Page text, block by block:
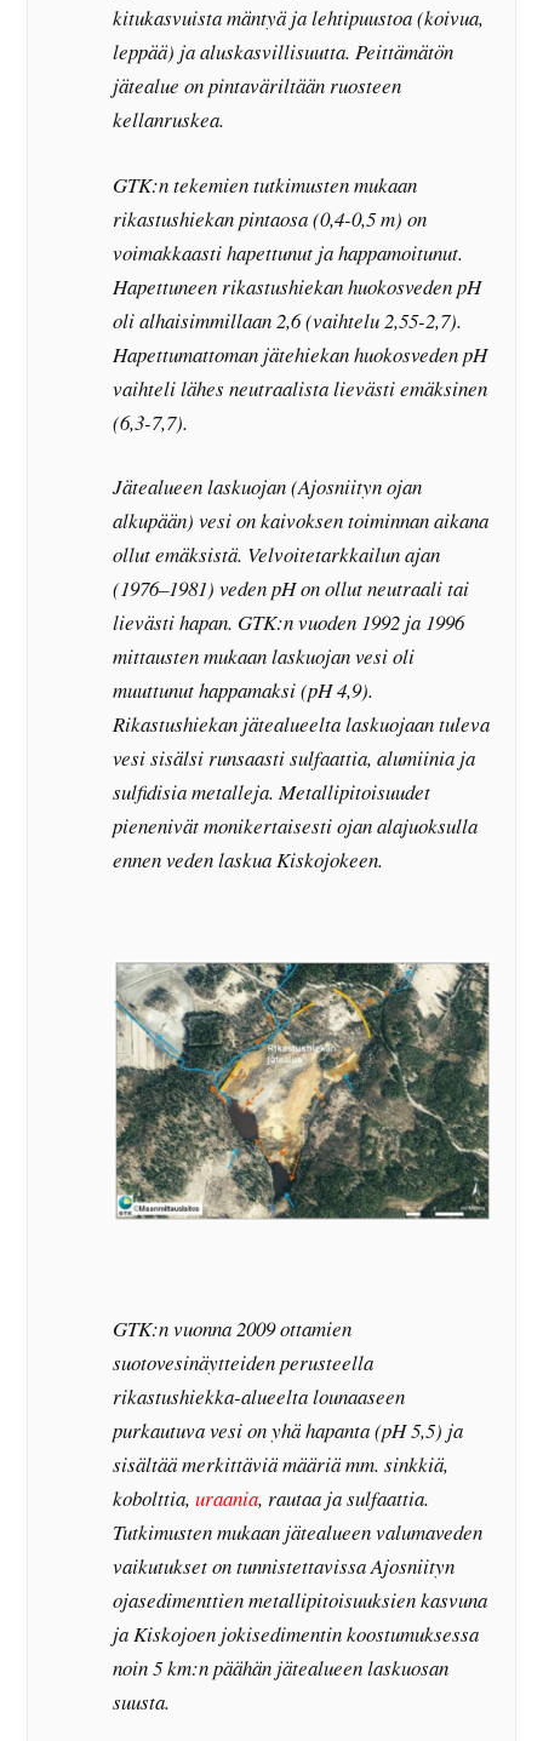
kitukasvuista mäntyä ja lehtipuustoa (koivua,
leppää) ja aluskasvillisuutta. Peittämätön
jätealue on pintaväriltään ruosteen
kellanruskea.
GTK:n tekemien tutkimusten mukaan
rikastushiekan pintaosa (0,4-0,5 m) on
voimakkaasti hapettunut ja happamoitunut.
Hapettuneen rikastushiekan huokosveden pH
oli alhaisimmillaan 2,6 (vaihtelu 2,55-2,7).
Hapettumattoman jätehiekan huokosveden pH
vaihteli lähes neutraalista lievästi emäksinen
(6,3-7,7).
Jätealueen laskuojan (Ajosniityn ojan
alkupään) vesi on kaivoksen toiminnan aikana
ollut emäksistä. Velvoitetarkkailun ajan
(1976–1981) veden pH on ollut neutraali tai
lievästi hapan. GTK:n vuoden 1992 ja 1996
mittausten mukaan laskuojan vesi oli
muuttunut happamaksi (pH 4,9).
Rikastushiekan jätealueelta laskuojaan tuleva
vesi sisälsi runsaasti sulfaattia, alumiinia ja
sulfidisia metalleja. Metallipitoisuudet
pienenivät monikertaisesti ojan alajuoksulla
ennen veden laskua Kiskojokeen.
GTK:n vuonna 2009 ottamien
suotovesinäytteiden perusteella
rikastushiekka-alueelta lounaaseen
purkautuva vesi on yhä hapanta (pH 5,5) ja
sisältää merkittäviä määriä mm. sinkkiä,
kobolttia,uraania, rautaa ja sulfaattia.
Tutkimusten mukaan jätealueen valumaveden
vaikutukset on tunnistettavissa Ajosniityn
ojasedimenttien metallipitoisuuksien kasvuna
ja Kiskojoen jokisedimentin koostumuksessa
noin 5 km:n päähän jätealueen laskuosan
suusta.